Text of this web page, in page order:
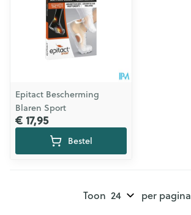
Epitact Bescherming
Blaren Sport
€ 17,95
Bestel
Toon per pagina